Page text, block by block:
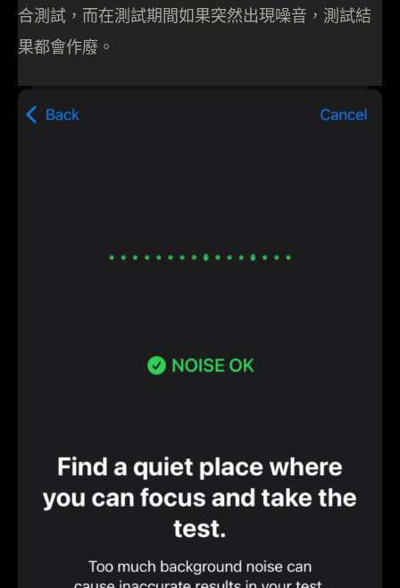
合測試，而在測試期間如果突然出現噪音，測試結
果都會作廢。